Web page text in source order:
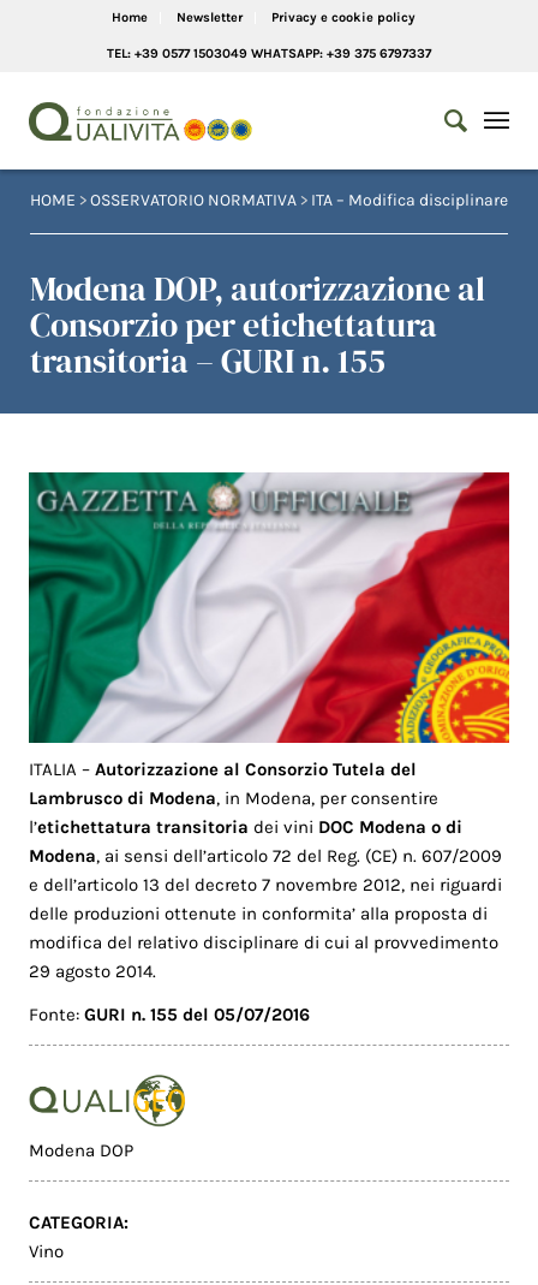
Home Newsletter Privacy e cookie policy
TEL: +39 0577 1503049 WHATSAPP: +39 375 6797337
HOME >OSSERVATORIO NORMATIVA > ITA – Modifica disciplinare
Modena DOP, autorizzazione al
Consorzio per etichettatura
transitoria – GURI n. 155
ITALIA –Autorizzazione al Consorzio Tutela del
Lambrusco di Modena, in Modena, per consentire
l’etichettatura transitoria dei vini DOC Modena o di
Modena, ai sensi dell’articolo 72 del Reg. (CE) n. 607/2009
e dell’articolo 13 del decreto 7 novembre 2012, nei riguardi
delle produzioni ottenute in conformita’ alla proposta di
modifica del relativo disciplinare di cui al provvedimento
29 agosto 2014.
Fonte:GURI n. 155 del 05/07/2016
Modena DOP
CATEGORIA:
Vino